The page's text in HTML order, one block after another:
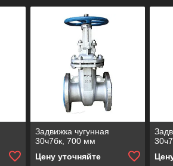
Задвижка чугунная
30ч7бк, 700 мм
Цену уточняйте